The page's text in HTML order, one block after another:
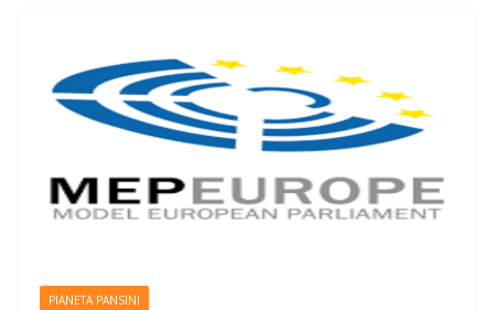
PIANETA PANSINI